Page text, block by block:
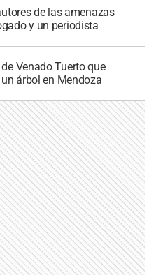
de las amenazas
y un periodista
Venado Tuerto que
árbol en Mendoza